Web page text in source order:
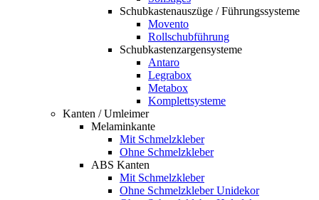
Schubkastenauszüge / Führungssysteme
Movento
Rollschubführung
Schubkastenzargensysteme
Antaro
Legrabox
Metabox
Komplettsysteme
Kanten / Umleimer
Melaminkante
Mit Schmelzkleber
Ohne Schmelzkleber
ABS Kanten
Mit Schmelzkleber
Ohne Schmelzkleber Unidekor